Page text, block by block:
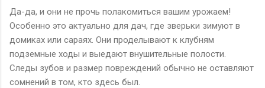
Да-да, и они не прочь полакомиться вашим урожаем!
Особенно это актуально для дач, где зверьки зимуют в
домиках или сараях. Они проделывают к клубням
подземные ходы и выедают внушительные полости.
Следы зубов и размер повреждений обычно не оставляют
сомнений в том, кто здесь был.